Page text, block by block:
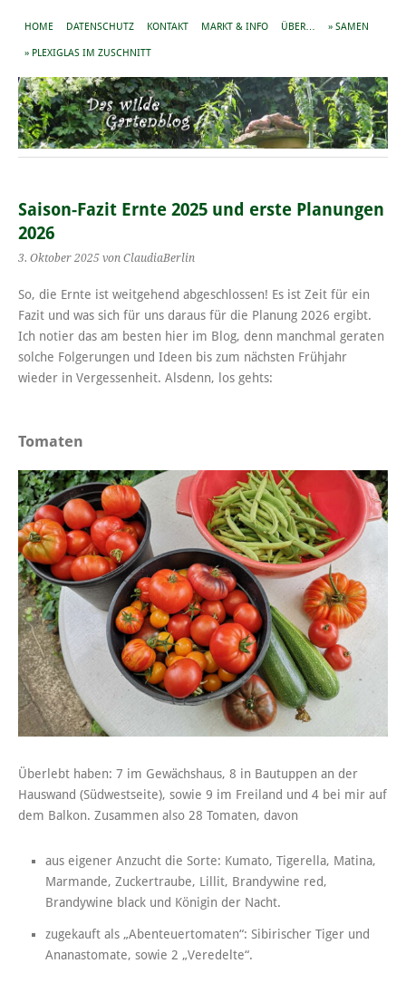
HOME DATENSCHUTZ KONTAKT MARKT & INFO ÜBER… » SAMEN
» PLEXIGLAS IM ZUSCHNITT
Saison-Fazit Ernte 2025 und erste Planungen
2026
3. Oktober 2025 von ClaudiaBerlin
So, die Ernte ist weitgehend abgeschlossen! Es ist Zeit für ein
Fazit und was sich für uns daraus für die Planung 2026 ergibt.
Ich notier das am besten hier im Blog, denn manchmal geraten
solche Folgerungen und Ideen bis zum nächsten Frühjahr
wieder in Vergessenheit. Alsdenn, los gehts:
Tomaten
Überlebt haben: 7 im Gewächshaus, 8 in Bautuppen an der
Hauswand (Südwestseite), sowie 9 im Freiland und 4 bei mir auf
dem Balkon. Zusammen also 28 Tomaten, davon
aus eigener Anzucht die Sorte: Kumato, Tigerella, Matina,
Marmande, Zuckertraube, Lillit, Brandywine red,
Brandywine black und Königin der Nacht.
zugekauft als „Abenteuertomaten“: Sibirischer Tiger und
Ananastomate, sowie 2 „Veredelte“.